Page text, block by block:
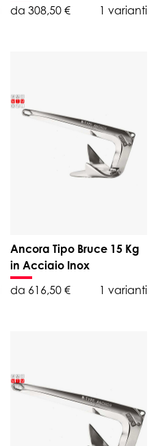
da 308,50 €
1 varianti
Ancora Tipo Bruce 15 Kg
in Acciaio Inox
da 616,50 €
1 varianti